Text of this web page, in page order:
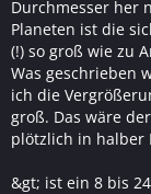
Durchmesser her
Planeten ist die
(!) so groß wie zu
Was geschrieben
ich die
groß. Das wäre
plötzlich in halber
&gt; ist ein 8 bis